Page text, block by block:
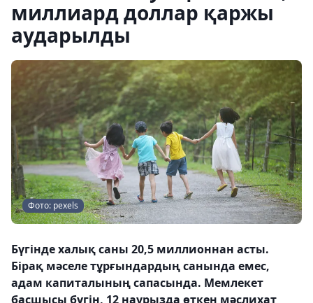
миллиард доллар қаржы
аударылды
Фото: pexels
Бүгінде халық саны 20,5 миллионнан асты.
Бірақ мәселе тұрғындардың санында емес,
адам капиталының сапасында. Мемлекет
басшысы бүгін, 12 наурызда өткен мәслихат